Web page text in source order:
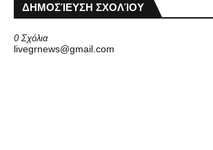
ΔΗΜΟΣΊΕΥΣΗ ΣΧΟΛΊΟΥ
0 Σχόλια
livegrnews@gmail.com